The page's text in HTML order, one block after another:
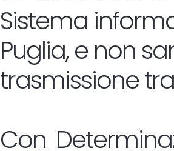
Sistema
Puglia, e non
trasmissione
Con